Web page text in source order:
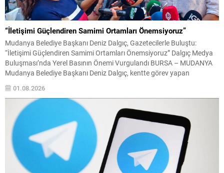
“İletişimi Güçlendiren Samimi Ortamları Önemsiyoruz”
Mudanya Belediye Başkanı Deniz Dalgıç, Gazetecilerle Buluştu:
“İletişimi Güçlendiren Samimi Ortamları Önemsiyoruz” Dalgıç Medya
Buluşması’nda Yerel Basının Önemi Vurgulandı BURSA – MUDANYA
Mudanya Belediye Başkanı Deniz Dalgıç, kentte görev yapan
gazetecilerle düzenlenen Dalgıç Medya Buluşması programında bir
araya geldi. Yerel basın mensuplarının yoğun katılım gösterdiği
buluşmada, resmi gündem başlıklarından uzak,...
01.08.2026